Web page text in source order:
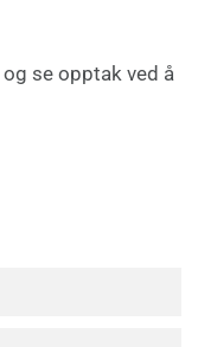
og se opptak ved å